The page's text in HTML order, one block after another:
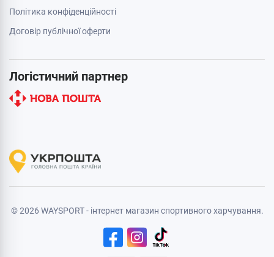
Політика конфіденційності
Договір публічної оферти
Логістичний партнер
© 2026 WAYSPORT - інтернет магазин спортивного харчування.